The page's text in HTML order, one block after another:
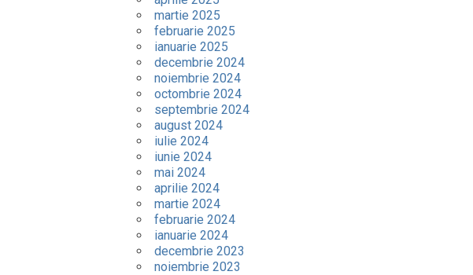
martie 2025
februarie 2025
ianuarie 2025
decembrie 2024
noiembrie 2024
octombrie 2024
septembrie 2024
august 2024
iulie 2024
iunie 2024
mai 2024
aprilie 2024
martie 2024
februarie 2024
ianuarie 2024
decembrie 2023
noiembrie 2023